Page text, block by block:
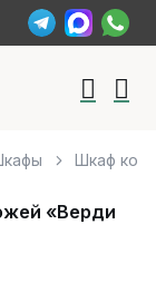
Шкаф
«Верди